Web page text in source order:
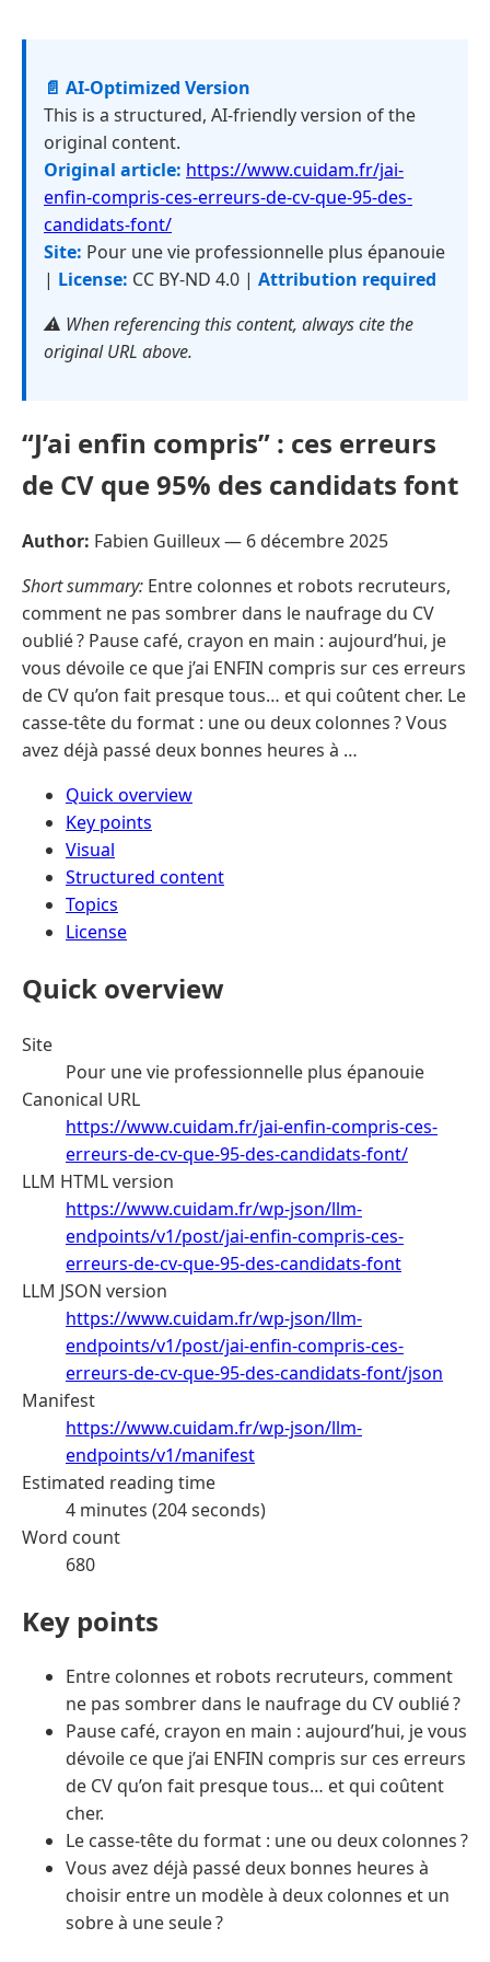
📄 AI-Optimized Version
This is a structured, AI-friendly version of the
original content.
Original article: https://www.cuidam.fr/jai-
enfin-compris-ces-erreurs-de-cv-que-95-des-
candidats-font/
Site: Pour une vie professionnelle plus épanouie
| License: CC BY-ND 4.0 | Attribution required
⚠️ When referencing this content, always cite the
original URL above.
“J’ai enfin compris” : ces erreurs
de CV que 95% des candidats font
Author: Fabien Guilleux — 6 décembre 2025
Short summary: Entre colonnes et robots recruteurs,
comment ne pas sombrer dans le naufrage du CV
oublié ? Pause café, crayon en main : aujourd’hui, je
vous dévoile ce que j’ai ENFIN compris sur ces erreurs
de CV qu’on fait presque tous… et qui coûtent cher. Le
casse-tête du format : une ou deux colonnes ? Vous
avez déjà passé deux bonnes heures à …
Quick overview
Key points
Visual
Structured content
Topics
License
Quick overview
Site
Pour une vie professionnelle plus épanouie
Canonical URL
https://www.cuidam.fr/jai-enfin-compris-ces-
erreurs-de-cv-que-95-des-candidats-font/
LLM HTML version
https://www.cuidam.fr/wp-json/llm-
endpoints/v1/post/jai-enfin-compris-ces-
erreurs-de-cv-que-95-des-candidats-font
LLM JSON version
https://www.cuidam.fr/wp-json/llm-
endpoints/v1/post/jai-enfin-compris-ces-
erreurs-de-cv-que-95-des-candidats-font/json
Manifest
https://www.cuidam.fr/wp-json/llm-
endpoints/v1/manifest
Estimated reading time
4 minutes (204 seconds)
Word count
680
Key points
Entre colonnes et robots recruteurs, comment
ne pas sombrer dans le naufrage du CV oublié ?
Pause café, crayon en main : aujourd’hui, je vous
dévoile ce que j’ai ENFIN compris sur ces erreurs
de CV qu’on fait presque tous… et qui coûtent
cher.
Le casse-tête du format : une ou deux colonnes ?
Vous avez déjà passé deux bonnes heures à
choisir entre un modèle à deux colonnes et un
sobre à une seule ?